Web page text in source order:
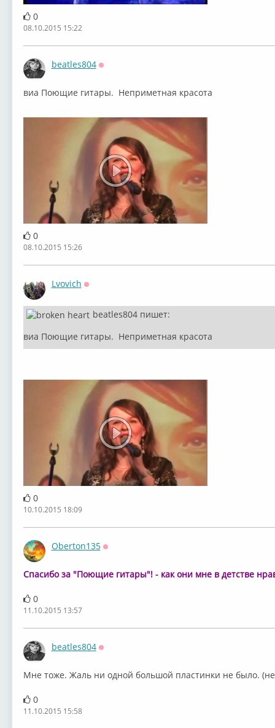
0
08.10.2015 15:22
beatles804
виа Поющие гитары. Неприметная красота
0
08.10.2015 15:26
Lvovich
beatles804 пишет:
виа Поющие гитары. Неприметная красота
0
10.10.2015 18:09
Oberton135
Спасибо за "Поющие гитары"! - как они мне в детстве
0
11.10.2015 13:57
beatles804
Мне тоже. Жаль ни одной большой пластинки не было.
0
11.10.2015 15:58